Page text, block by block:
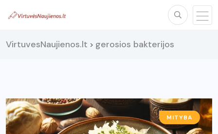
VirtuvesNaujienos.lt > gerosios bakterijos
MITYBA